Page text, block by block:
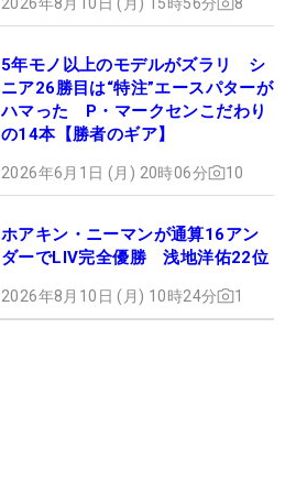
5年モノ以上のモデルがズラリ シ
ニア26勝目は“特注”エースパターが
ハマった P・マークセンこだわり
の14本【勝者のギア】
2026年6月1日 (月) 20時06分 10
ホアキン・ニーマンが通算16アン
ダーでLIV完全優勝 浅地洋佑22位
2026年8月10日 (月) 10時24分 1